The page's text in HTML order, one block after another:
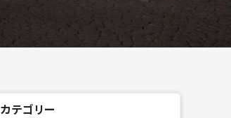
カテゴリー